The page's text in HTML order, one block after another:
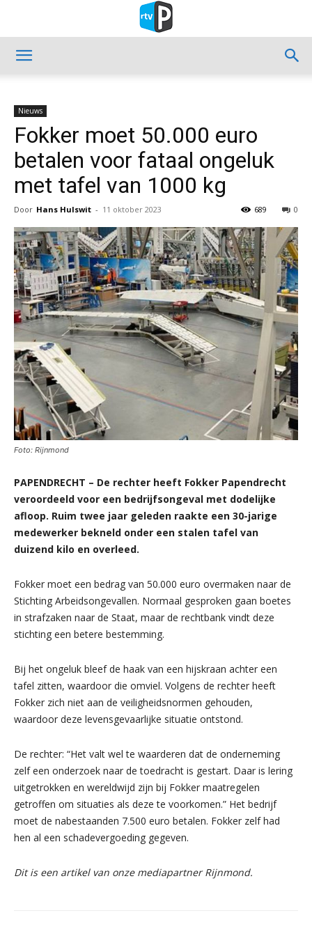
Nieuws
Fokker moet 50.000 euro
betalen voor fataal ongeluk
met tafel van 1000 kg
Door Hans Hulswit - 11 oktober 2023 0
689
Foto: Rijnmond
PAPENDRECHT – De rechter heeft Fokker Papendrecht
veroordeeld voor een bedrijfsongeval met dodelijke
afloop. Ruim twee jaar geleden raakte een 30-jarige
medewerker bekneld onder een stalen tafel van
duizend kilo en overleed.
Fokker moet een bedrag van 50.000 euro overmaken naar de
Stichting Arbeidsongevallen. Normaal gesproken gaan boetes
in strafzaken naar de Staat, maar de rechtbank vindt deze
stichting een betere bestemming.
Bij het ongeluk bleef de haak van een hijskraan achter een
tafel zitten, waardoor die omviel. Volgens de rechter heeft
Fokker zich niet aan de veiligheidsnormen gehouden,
waardoor deze levensgevaarlijke situatie ontstond.
De rechter: “Het valt wel te waarderen dat de onderneming
zelf een onderzoek naar de toedracht is gestart. Daar is lering
uitgetrokken en wereldwijd zijn bij Fokker maatregelen
getroffen om situaties als deze te voorkomen.” Het bedrijf
moet de nabestaanden 7.500 euro betalen. Fokker zelf had
hen al een schadevergoeding gegeven.
Dit is een artikel van onze mediapartner Rijnmond.